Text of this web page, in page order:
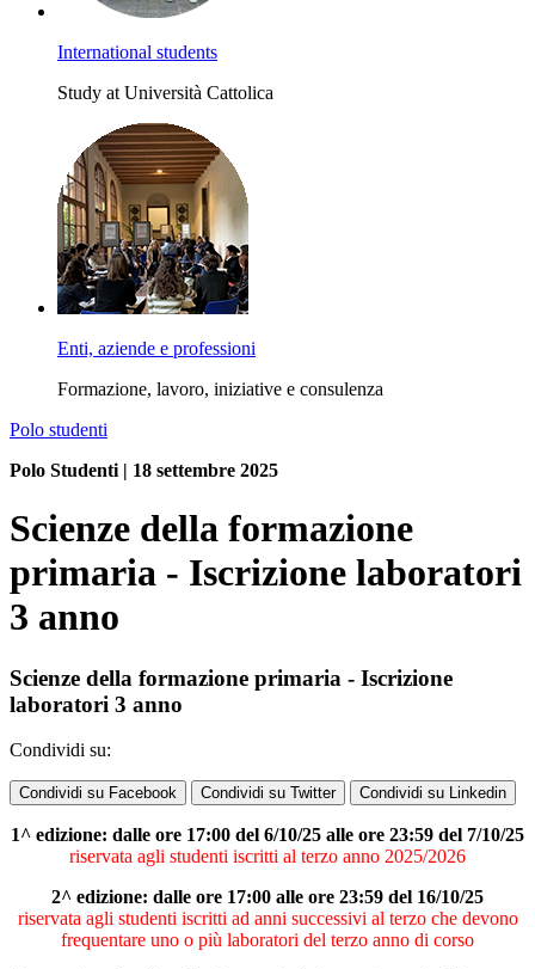
International students
Study at Università Cattolica
Enti, aziende e professioni
Formazione, lavoro, iniziative e consulenza
Polo studenti
Polo Studenti | 18 settembre 2025
Scienze della formazione
primaria - Iscrizione laboratori
3 anno
Scienze della formazione primaria - Iscrizione
laboratori 3 anno
Condividi su:
Condividi su Facebook Condividi su Twitter Condividi su Linkedin
1^ edizione: dalle ore 17:00 del 6/10/25 alle ore 23:59 del 7/10/25
riservata agli studenti iscritti al terzo anno 2025/2026
2^ edizione: dalle ore 17:00 alle ore 23:59 del 16/10/25
riservata agli studenti iscritti ad anni successivi al terzo che devono
frequentare uno o più laboratori del terzo anno di corso